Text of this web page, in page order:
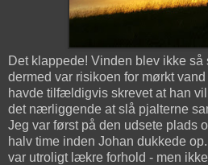
Det klappede! Vinden blev ikke så
dermed var risikoen for mørkt
havde tilfældigvis skrevet at han
det nærliggende at slå pjalterne
Jeg var først på den udsete plads
halv time inden Johan dukkede
var utroligt lækre forhold - men